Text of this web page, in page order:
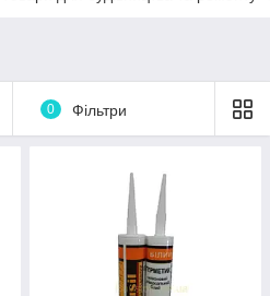
0 Фільтри